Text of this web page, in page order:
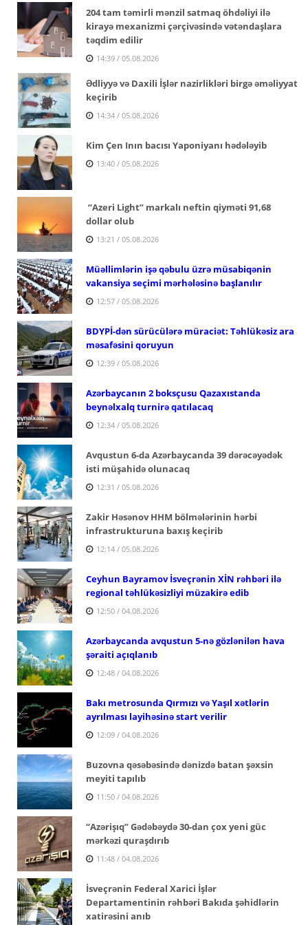
204 tam təmirli mənzil satmaq öhdəliyi ilə
kirayə mexanizmi çərçivəsində vətəndaşlara
təqdim edilir
14:39 / 05.08.2026
Ədliyyə və Daxili İşlər nazirlikləri birgə əməliyyat
keçirib
14:34 / 05.08.2026
Kim Çen Inın bacısı Yaponiyanı hədələyib
13:40 / 05.08.2026
“Azeri Light” markalı neftin qiyməti 91,68
dollar olub
13:21 / 05.08.2026
Müəllimlərin işə qəbulu üzrə müsabiqənin
vakansiya seçimi mərhələsinə başlanılır
12:57 / 05.08.2026
BDYPİ-dən sürücülərə müraciət: Təhlükəsiz ara
məsafəsini qoruyun
12:39 / 05.08.2026
Azərbaycanın 2 boksçusu Qazaxıstanda
beynəlxalq turnirə qatılacaq
12:34 / 05.08.2026
Avqustun 6-da Azərbaycanda 39 dərəcəyədək
isti müşahidə olunacaq
12:31 / 05.08.2026
Zakir Həsənov HHM bölmələrinin hərbi
infrastrukturuna baxış keçirib
12:14 / 05.08.2026
Ceyhun Bayramov İsveçrənin XİN rəhbəri ilə
regional təhlükəsizliyi müzakirə edib
12:50 / 04.08.2026
Azərbaycanda avqustun 5-nə gözlənilən hava
şəraiti açıqlanıb
12:48 / 04.08.2026
Bakı metrosunda Qırmızı və Yaşıl xətlərin
ayrılması layihəsinə start verilir
12:09 / 04.08.2026
Buzovna qəsəbəsində dənizdə batan şəxsin
meyiti tapılıb
11:50 / 04.08.2026
“Azərişıq” Gədəbəydə 30-dan çox yeni güc
mərkəzi quraşdırıb
11:48 / 04.08.2026
İsveçrənin Federal Xarici İşlər
Departamentinin rəhbəri Bakıda şəhidlərin
xatirəsini anıb